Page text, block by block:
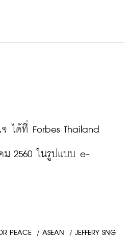
ได้ที่ Forbes Thailand
ม 2560 ในรูปแบบ e-
PEACE / ASEAN / JEFFERY SNG